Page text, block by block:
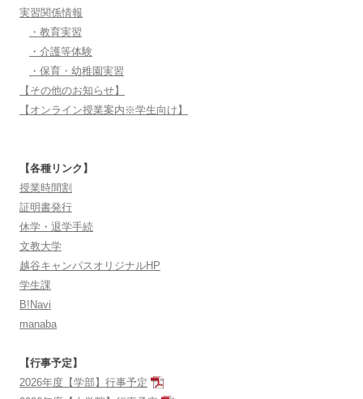
実習関係情報
・教育実習
・介護等体験
・保育・幼稚園実習
【その他のお知らせ】
【オンライン授業案内※学生向け】
【各種リンク】
授業時間割
証明書発行
休学・退学手続
文教大学
越谷キャンパスオリジナルHP
学生課
B!Navi
manaba
【行事予定】
2026年度【学部】行事予定